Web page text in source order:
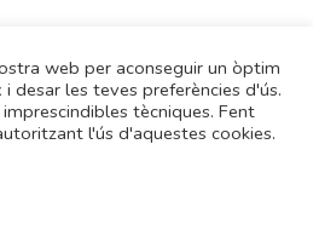
web per aconseguir un òptim
desar les teves preferències d'ús.
tècniques. Fent
l'ús d'aquestes cookies.